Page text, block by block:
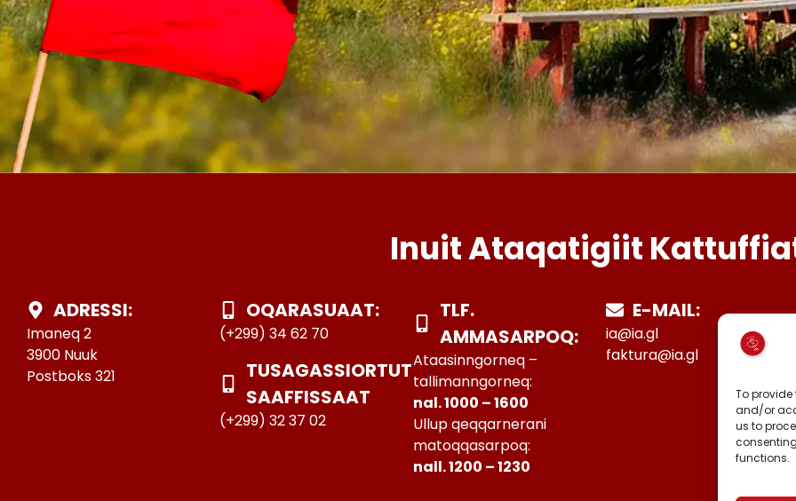
To provide
and/or
us to
functions.
Inuit Ataqatigiit
ADRESSI:
Imaneq 2
3900 Nuuk
Postboks 321
OQARASUAAT:
(+299) 34 62 70
TUSAGASSIORTUT
SAAFFISSAAT
(+299) 32 37 02
TLF.
AMMASARPOQ:
Ataasinngorneq –
tallimanngorneq:
nal. 1000 – 1600
Ullup qeqqarnerani
matoqqasarpoq:
nall. 1200 – 1230
E-MAIL:
ia@ia.gl
faktura@ia.gl